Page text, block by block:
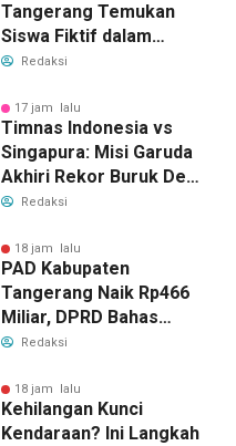
Tangerang Temukan
Siswa Fiktif dalam
Penyidikan Dana BOP
Redaksi
17 jam lalu
Timnas Indonesia vs
Singapura: Misi Garuda
Akhiri Rekor Buruk Demi
Tiket Semifinal Piala AFF
Redaksi
18 jam lalu
PAD Kabupaten
Tangerang Naik Rp466
Miliar, DPRD Bahas
Perubahan KUA-PPAS
Redaksi
18 jam lalu
Kehilangan Kunci
Kendaraan? Ini Langkah